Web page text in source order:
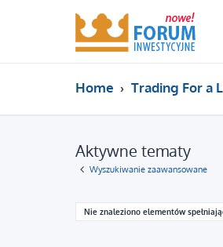
Home Trading For a
Aktywne tematy
Wyszukiwanie zaawansowane
Nie znaleziono elementów